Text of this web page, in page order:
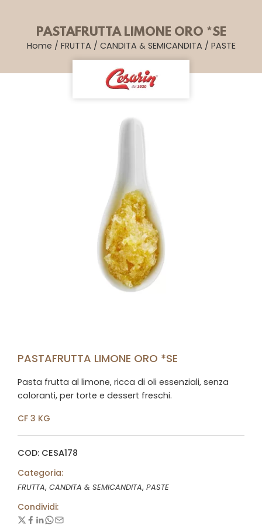
PASTAFRUTTA LIMONE ORO *SE
Home / FRUTTA / CANDITA & SEMICANDITA / PASTE
PASTAFRUTTA LIMONE ORO *SE
Pasta frutta al limone, ricca di oli essenziali, senza
coloranti, per torte e dessert freschi.
CF 3 KG
COD: CESA178
Categoria:
FRUTTA, CANDITA & SEMICANDITA, PASTE
Condividi: